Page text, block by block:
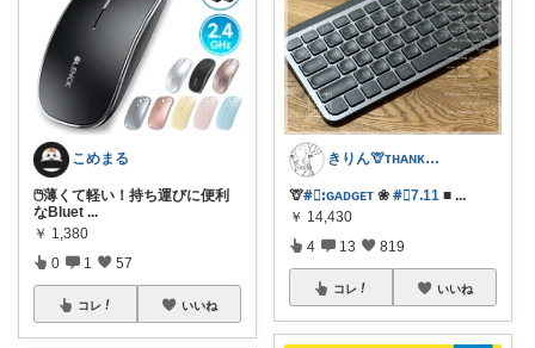
こめまる
🖱️薄くて軽い！持ち運びに便利
なBluet ...
￥ 1,380
0 1 57
コレ いいね
きりん🦒ᴛʜᴀɴᴋs ᴀʟᴡᴀʏs.
🦒#⃞ꓽԍᴀᴅԍᴇᴛ ❀ #⃞7ᱹ11 ■ ...
￥ 14,430
4 13 819
コレ いいね